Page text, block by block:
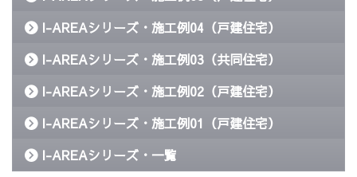
I-AREAシリーズ・施工例04（戸建住宅）
I-AREAシリーズ・施工例03（共同住宅）
I-AREAシリーズ・施工例02（戸建住宅）
I-AREAシリーズ・施工例01（戸建住宅）
I-AREAシリーズ・一覧